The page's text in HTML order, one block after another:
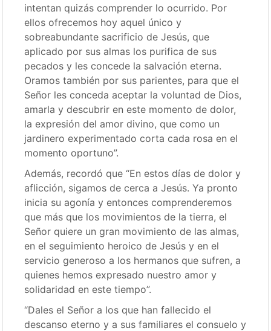
intentan quizás comprender lo ocurrido. Por
ellos ofrecemos hoy aquel único y
sobreabundante sacrificio de Jesús, que
aplicado por sus almas los purifica de sus
pecados y les concede la salvación eterna.
Oramos también por sus parientes, para que el
Señor les conceda aceptar la voluntad de Dios,
amarla y descubrir en este momento de dolor,
la expresión del amor divino, que como un
jardinero experimentado corta cada rosa en el
momento oportuno”.
Además, recordó que “En estos días de dolor y
aflicción, sigamos de cerca a Jesús. Ya pronto
inicia su agonía y entonces comprenderemos
que más que los movimientos de la tierra, el
Señor quiere un gran movimiento de las almas,
en el seguimiento heroico de Jesús y en el
servicio generoso a los hermanos que sufren, a
quienes hemos expresado nuestro amor y
solidaridad en este tiempo”.
“Dales el Señor a los que han fallecido el
descanso eterno y a sus familiares el consuelo y